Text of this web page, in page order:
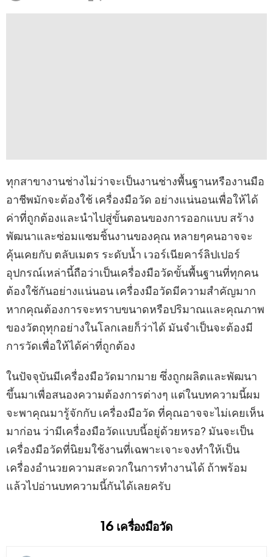
ทุกสาขางานช่างไม่ว่าจะเป็นงานช่างพื้นฐานหรืองานมือ
อาชีพมักจะต้องใช้ เครื่องมือวัด อย่างแน่นอนเพื่อให้ได้
ค่าที่ถูกต้องและนําไปสู่ขั้นตอนของการออกแบบ สร้าง
พัฒนาและซ่อมแซมชิ้นงานของคุณ หลายๆคนอาจจะ
คุ้นเคยกับ ตลับเมตร ระดับน้ำ เวอร์เนียคาร์ลิปเปอร์
อุปกรณ์เหล่านี้ถือว่าเป็นเครื่องมือวัดขั้นพื้นฐานที่ทุกคน
ต้องใช้กันอย่างแน่นอน เครื่องมือวัดมีความสําคัญมาก
หากคุณต้องการจะทราบขนาดหรือปริมาณและคุณภาพ
ของวัตถุทุกอย่างในโลกเลยก็ว่าได้ มันจําเป็นจะต้องมี
การวัดเพื่อให้ได้ค่าที่ถูกต้อง
ในปัจจุบันมีเครื่องมือวัดมากมาย ซึ่งถูกผลิตและพัฒนา
ขึ้นมาเพื่อสนองความต้องการต่างๆ แต่ในบทความนี้ผม
จะพาคุณมารู้จักกับ เครื่องมือวัด ที่คุณอาจจะไม่เคยเห็น
มาก่อน ว่ามีเครื่องมือวัดแบบนี้อยู่ด้วยหรอ? มันจะเป็น
เครื่องมือวัดที่นิยมใช้งานที่เฉพาะเจาะจงทำให้เป็น
เครื่องอํานวยความสะดวกในการทํางานได้ ถ้าพร้อม
แล้วไปอ่านบทความนี้กันได้เลยครับ
16 เครื่องมือวัด